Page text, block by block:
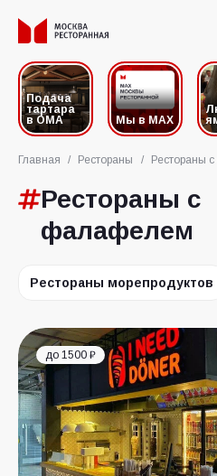
Подача
тартара
в ОМА
Мы в MAX
Главная / Рестораны / Рестораны
Рестораны с
фалафелем
Рестораны морепродуктов
до 1500 ₽